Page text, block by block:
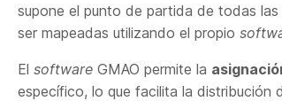
supone el punto de partida de todas
ser mapeadas utilizando el propio
El software GMAO permite la
específico, lo que facilita la distribución